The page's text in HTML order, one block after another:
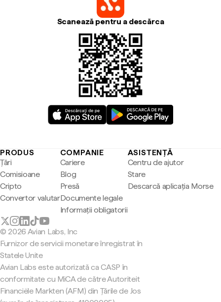
Scanează pentru a descărca
PRODUS
Țări
Comisioane
Cripto
Convertor valutar
COMPANIE
Cariere
Blog
Presă
Documente legale
Informații obligatorii
ASISTENȚĂ
Centru de ajutor
Stare
Descarcă aplicația Morse
© 2026 Avian Labs, Inc
Furnizor de servicii monetare înregistrat în
Statele Unite
Avian Labs este autorizată ca CASP în
conformitate cu MiCA de către Autoriteit
Financiële Markten (AFM) din Țările de Jos